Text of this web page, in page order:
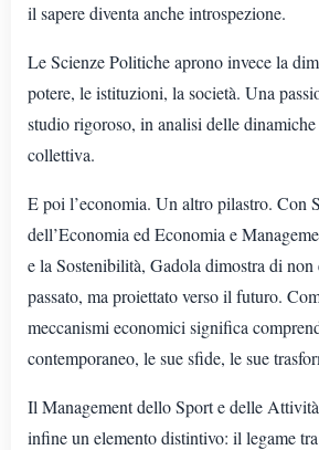
il sapere diventa anche introspezione.
Le Scienze Politiche aprono invece la
potere, le istituzioni, la società. Una
studio rigoroso, in analisi delle
collettiva.
E poi l’economia. Un altro pilastro. Con
dell’Economia ed Economia e
e la Sostenibilità, Gadola dimostra di non
passato, ma proiettato verso il futuro.
meccanismi economici significa
contemporaneo, le sue sfide, le sue
Il Management dello Sport e delle
infine un elemento distintivo: il legame tra